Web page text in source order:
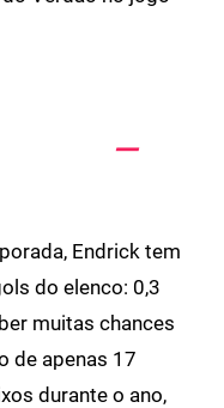
Endrick tem
do elenco: 0,3
muitas chances
de apenas 17
durante o ano,